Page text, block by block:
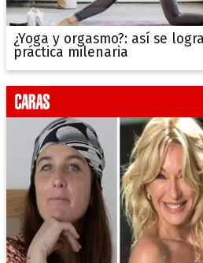
¿Yoga y orgasmo?: así se
práctica milenaria